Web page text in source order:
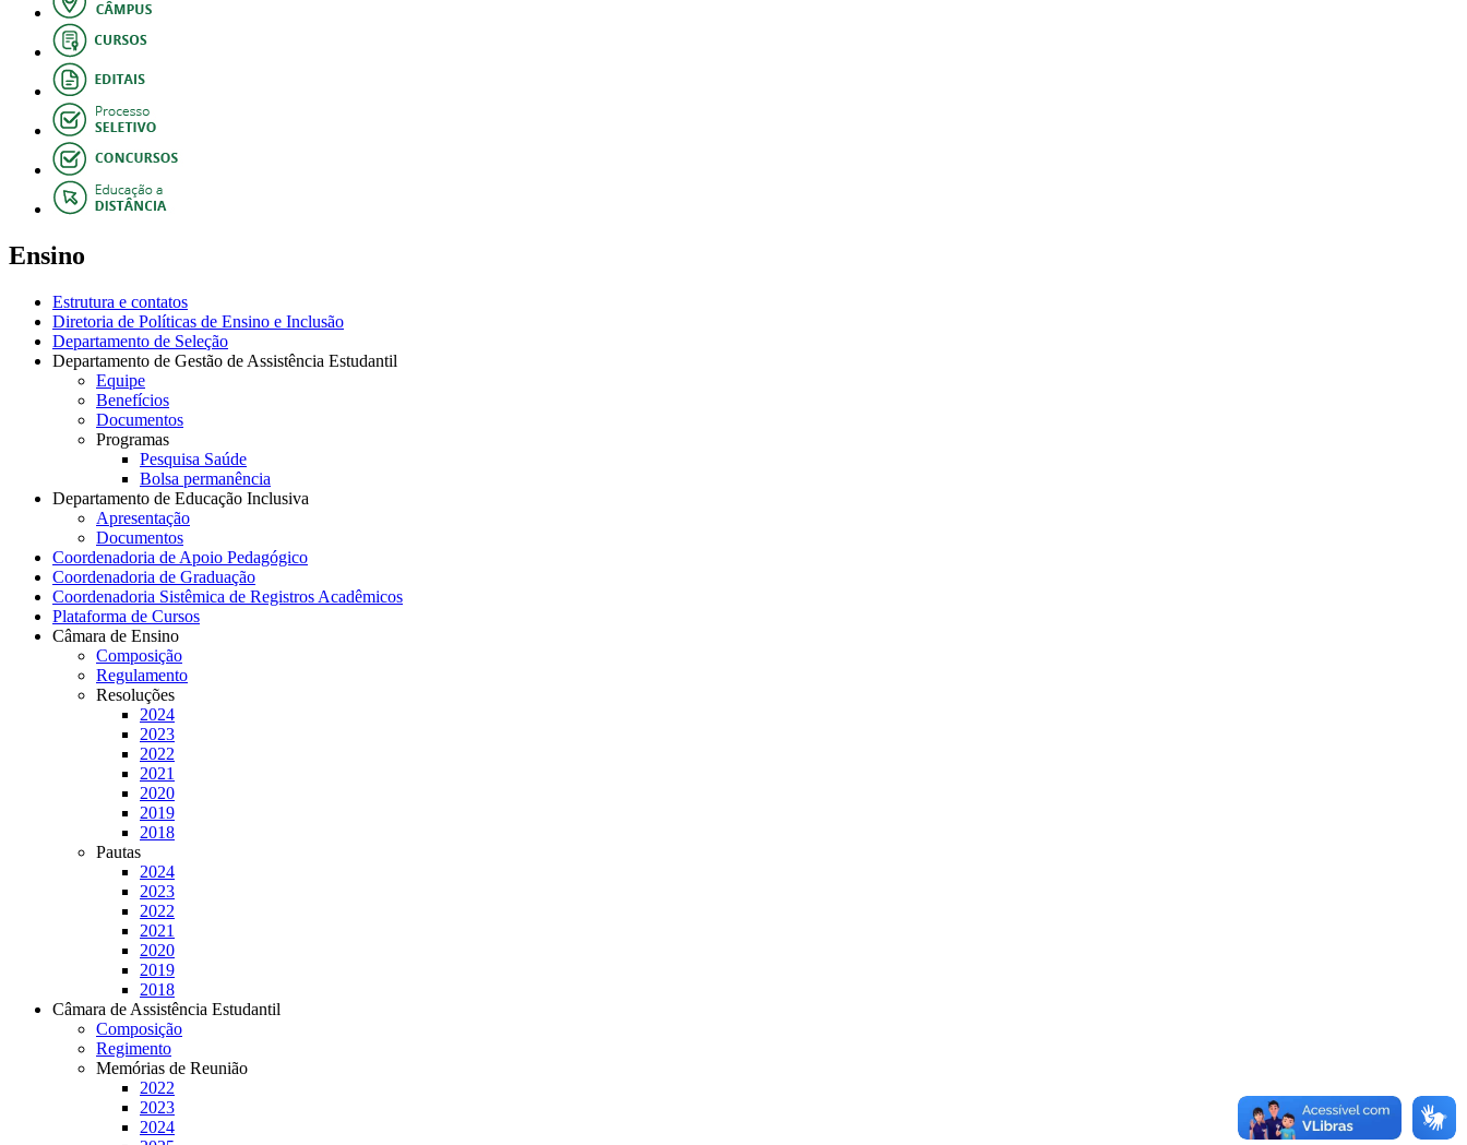
Ensino
Estrutura e contatos
Diretoria de Políticas de Ensino e Inclusão
Departamento de Seleção
Departamento de Gestão de Assistência Estudantil
Equipe
Benefícios
Documentos
Programas
Pesquisa Saúde
Bolsa permanência
Departamento de Educação Inclusiva
Apresentação
Documentos
Coordenadoria de Apoio Pedagógico
Coordenadoria de Graduação
Coordenadoria Sistêmica de Registros Acadêmicos
Plataforma de Cursos
Câmara de Ensino
Composição
Regulamento
Resoluções
2024
2023
2022
2021
2020
2019
2018
Pautas
2024
2023
2022
2021
2020
2019
2018
Câmara de Assistência Estudantil
Composição
Regimento
Memórias de Reunião
2022
2023
2024